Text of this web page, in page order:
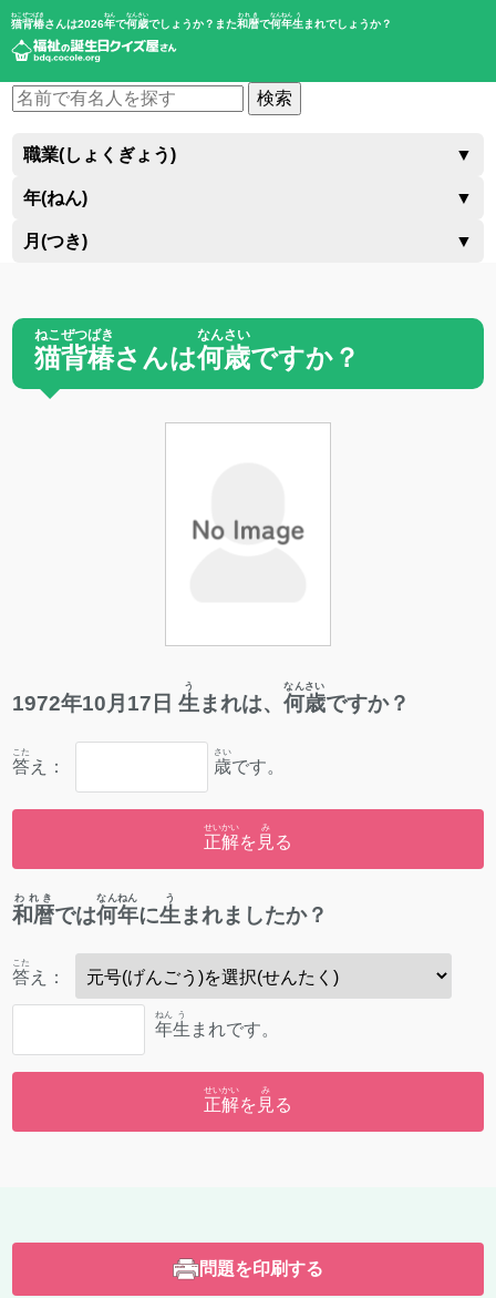
猫背椿
ねこぜつばき
さんは2026年
ねん
で何歳
なんさい
でしょうか？また和暦
われき
で何年
なんねん
生
う
まれでしょうか？
検索
職業(しょくぎょう) ▼
年(ねん) ▼
月(つき) ▼
猫背椿
ねこぜつばき
さんは何歳
なんさい
ですか？
1972年10月 17 日 生
う
まれは、何歳
なんさい
ですか？
答
こた
え： 歳
さい
です。
正解
せいかい
を 見
み
る
和暦
われき
では何年
なんねん
に生
う
まれましたか？
答
こた
え：
年
ねん
生
う
まれです。
正解
せいかい
を 見
み
る
問題を印刷する